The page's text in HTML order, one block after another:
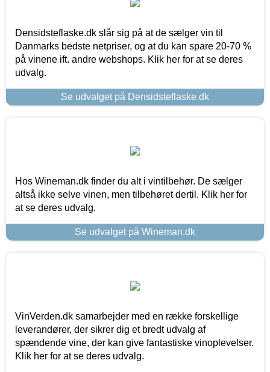
Densidsteflaske.dk slår sig på at de sælger vin til
Danmarks bedste netpriser, og at du kan spare 20-70 %
på vinene ift. andre webshops. Klik her for at se deres
udvalg.
Se udvalget på Densidsteflaske.dk
Hos Wineman.dk finder du alt i vintilbehør. De sælger
altså ikke selve vinen, men tilbehøret dertil. Klik her for
at se deres udvalg.
Se udvalget på Wineman.dk
VinVerden.dk samarbejder med en række forskellige
leverandører, der sikrer dig et bredt udvalg af
spændende vine, der kan give fantastiske vinoplevelser.
Klik her for at se deres udvalg.